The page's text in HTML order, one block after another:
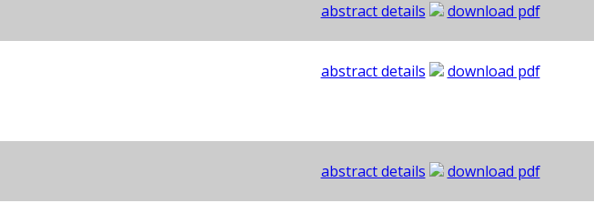
abstract details
download pdf
abstract details download pdf
abstract details
download pdf